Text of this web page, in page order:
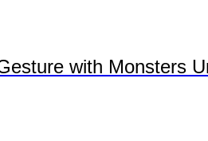
with Monsters